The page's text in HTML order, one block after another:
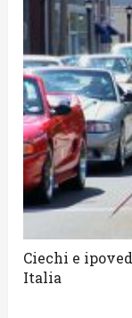
Ciechi e
Italia